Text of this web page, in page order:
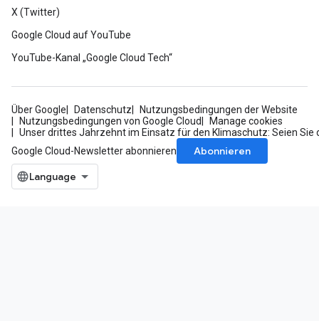
X (Twitter)
Google Cloud auf YouTube
YouTube-Kanal „Google Cloud Tech“
Über Google Datenschutz
Nutzungsbedingungen der Website
Nutzungsbedingungen von Google Cloud
Manage cookies
Unser drittes Jahrzehnt im Einsatz für den Klimaschutz: Seien Sie
Google Cloud-Newsletter abonnieren
Abonnieren